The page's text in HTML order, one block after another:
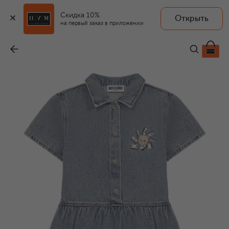
Скидка 10%
на первый заказ в приложении
Открыть
15 950 ₽